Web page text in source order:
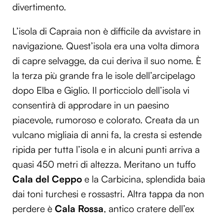
divertimento.
L’isola di Capraia non è difficile da avvistare in
navigazione. Quest’isola era una volta dimora
di capre selvagge, da cui deriva il suo nome. È
la terza più grande fra le isole dell’arcipelago
dopo Elba e Giglio. Il porticciolo dell’isola vi
consentirà di approdare in un paesino
piacevole, rumoroso e colorato. Creata da un
vulcano migliaia di anni fa, la cresta si estende
ripida per tutta l’isola e in alcuni punti arriva a
quasi 450 metri di altezza. Meritano un tuffo
Cala del Ceppo e la Carbicina, splendida baia
dai toni turchesi e rossastri. Altra tappa da non
perdere è Cala Rossa, antico cratere dell’ex